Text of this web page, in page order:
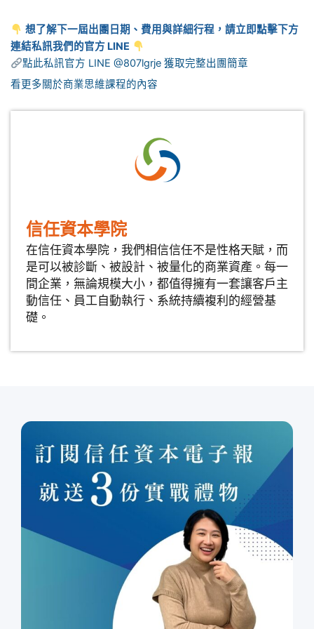
想了解下一屆出團日期、費用與詳細行程，請立即點擊下方
連結私訊我們的官方 LINE
點此私訊官方 LINE @807lgrje 獲取完整出團簡章
看更多關於商業思維課程的內容
信任資本學院
在信任資本學院，我們相信信任不是性格天賦，而
是可以被診斷、被設計、被量化的商業資產。每一
間企業，無論規模大小，都值得擁有一套讓客戶主
動信任、員工自動執行、系統持續複利的經營基
礎。